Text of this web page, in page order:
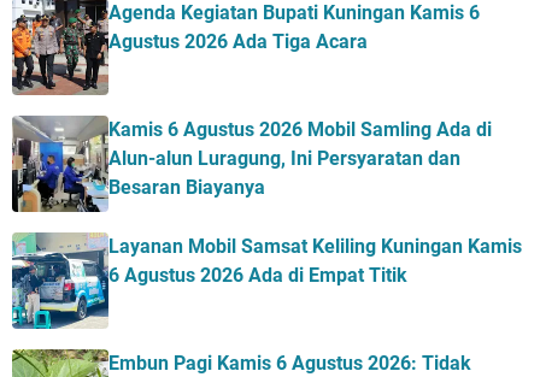
Agenda Kegiatan Bupati Kuningan Kamis 6
Agustus 2026 Ada Tiga Acara
Kamis 6 Agustus 2026 Mobil Samling Ada di
Alun-alun Luragung, Ini Persyaratan dan
Besaran Biayanya
Layanan Mobil Samsat Keliling Kuningan Kamis
6 Agustus 2026 Ada di Empat Titik
Embun Pagi Kamis 6 Agustus 2026: Tidak